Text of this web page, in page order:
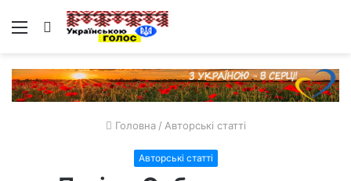
Меню Пошук
Головна / Авторські статті
Авторські статті